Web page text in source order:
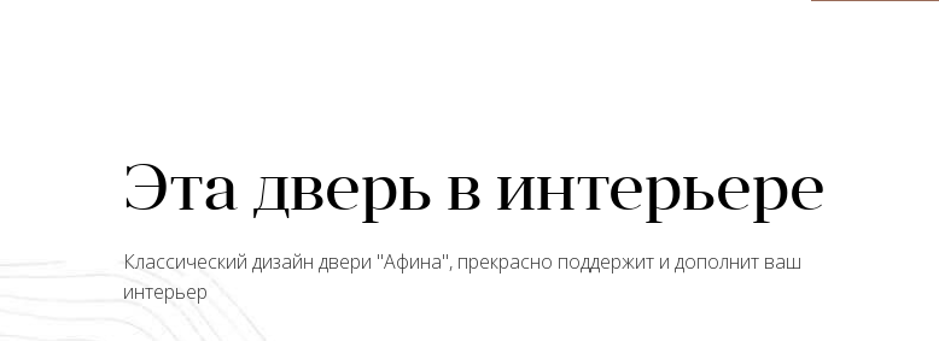
Эта дверь в интерьере
Классический дизайн двери "Афина", прекрасно поддержит и дополнит ваш
интерьер